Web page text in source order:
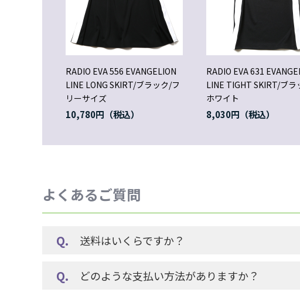
RADIO EVA 556 EVANGELION
LINE LONG SKIRT/ブラック/フ
リーサイズ
10,780円
RADIO EVA 631
LINE TIGHT SKIRT/ブ
ホワイト
8,030円
よくあるご質問
送料はいくらですか？
どのような支払い方法がありますか？